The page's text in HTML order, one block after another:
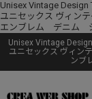
Unisex Vintage Design
ユニセックス ヴィン
エンブレム デニム
Unisex Vintage
ユニセックス ヴィン
ンブ